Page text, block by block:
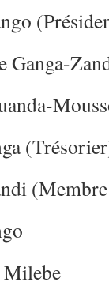
Ganga-